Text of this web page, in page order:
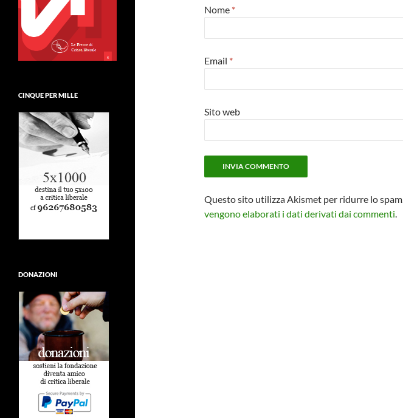
Nome *
Email *
Sito web
Questo sito utilizza Akismet per ridurre lo spam.
vengono elaborati i dati derivati dai commenti
CINQUE PER MILLE
DONAZIONI